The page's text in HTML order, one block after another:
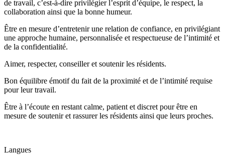
de travail, c’est-à-dire privilégier l’esprit d’équipe, le respect, la
collaboration ainsi que la bonne humeur.
Être en mesure d’entretenir une relation de confiance, en privilégiant
une approche humaine, personnalisée et respectueuse de l’intimité et
de la confidentialité.
Aimer, respecter, conseiller et soutenir les résidents.
Bon équilibre émotif du fait de la proximité et de l’intimité requise
pour leur travail.
Être à l’écoute en restant calme, patient et discret pour être en
mesure de soutenir et rassurer les résidents ainsi que leurs proches.
Langues